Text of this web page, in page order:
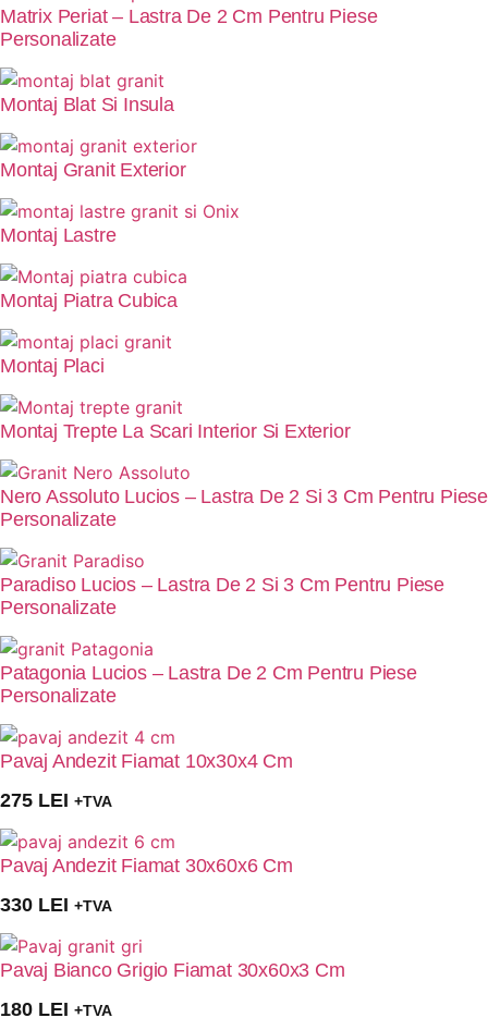
Matrix Periat – Lastra De 2 Cm Pentru Piese
Personalizate
Montaj Blat Si Insula
Montaj Granit Exterior
Montaj Lastre
Montaj Piatra Cubica
Montaj Placi
Montaj Trepte La Scari Interior Si Exterior
Nero Assoluto Lucios – Lastra De 2 Si 3 Cm Pentru Piese
Personalizate
Paradiso Lucios – Lastra De 2 Si 3 Cm Pentru Piese
Personalizate
Patagonia Lucios – Lastra De 2 Cm Pentru Piese
Personalizate
Pavaj Andezit Fiamat 10x30x4 Cm
275 LEI +TVA
Pavaj Andezit Fiamat 30x60x6 Cm
330 LEI +TVA
Pavaj Bianco Grigio Fiamat 30x60x3 Cm
180 LEI +TVA